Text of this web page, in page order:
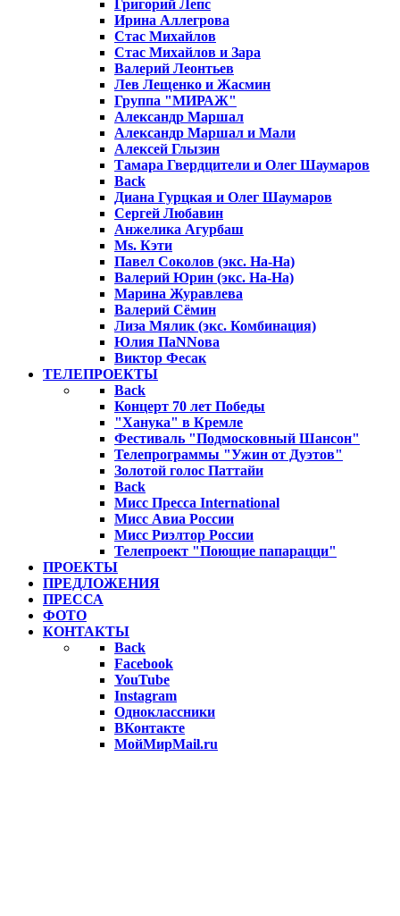
Григорий Лепс
Ирина Аллегрова
Стас Михайлов
Стас Михайлов и Зара
Валерий Леонтьев
Лев Лещенко и Жасмин
Группа "МИРАЖ"
Александр Маршал
Александр Маршал и Мали
Алексей Глызин
Тамара Гвердцители и Олег Шаумаров
Back
Диана Гурцкая и Олег Шаумаров
Сергей Любавин
Анжелика Агурбаш
Ms. Кэти
Павел Соколов (экс. На-На)
Валерий Юрин (экс. На-На)
Марина Журавлева
Валерий Сёмин
Лиза Мялик (экс. Комбинация)
Юлия ПаNNова
Виктор Фесак
ТЕЛЕПРОЕКТЫ
Back
Концерт 70 лет Победы
"Ханука" в Кремле
Фестиваль "Подмосковный Шансон"
Телепрограммы "Ужин от Дуэтов"
Золотой голос Паттайи
Back
Мисс Пресса International
Мисс Авиа России
Мисс Риэлтор России
Телепроект "Поющие папарацци"
ПРОЕКТЫ
ПРЕДЛОЖЕНИЯ
ПРЕССА
ФОТО
КОНТАКТЫ
Back
Facebook
YouTube
Instagram
Одноклассники
ВКонтакте
МойМирMail.ru